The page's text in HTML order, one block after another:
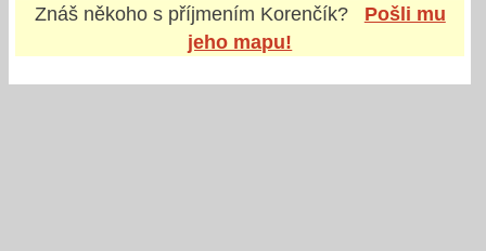
Znáš někoho s příjmením Korenčík?
Pošli mu
jeho mapu!